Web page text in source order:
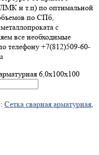
и т.п) по оптимальной
по СПб,
с
все необходимые
телефону +7(812)509-60-
6,0х100х100
Сетка сварная арматурная,